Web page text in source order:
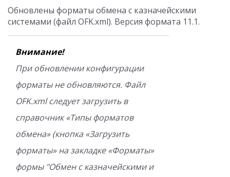
Обновлены форматы обмена с казначейскими
системами (файл OFK.xml). Версия формата 11.1.
Внимание!
При обновлении конфигурации
форматы не обновляются. Файл
OFK.xml следует загрузить в
справочник «Типы форматов
обмена» (кнопка «Загрузить
форматы» на закладке «Форматы»
формы "Обмен с казначейскими и